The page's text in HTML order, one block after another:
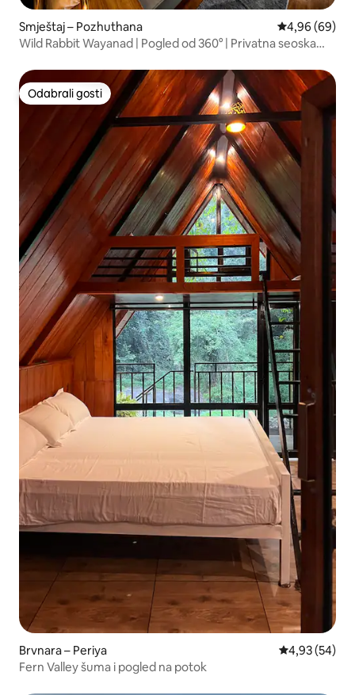
Smještaj – Pozhuthana Prosječna
4,96 (69)
Wild Rabbit Wayanad | Pogled od 360° | Privatna seoska
Odabrali gosti
Odabrali gosti
Brvnara – Periya Prosječna
4,93 (54)
Fern Valley šuma i pogled na potok